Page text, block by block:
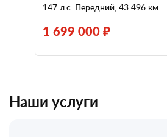
147 л.с. Передний, 43 496 км
1 699 000 ₽
Наши услуги